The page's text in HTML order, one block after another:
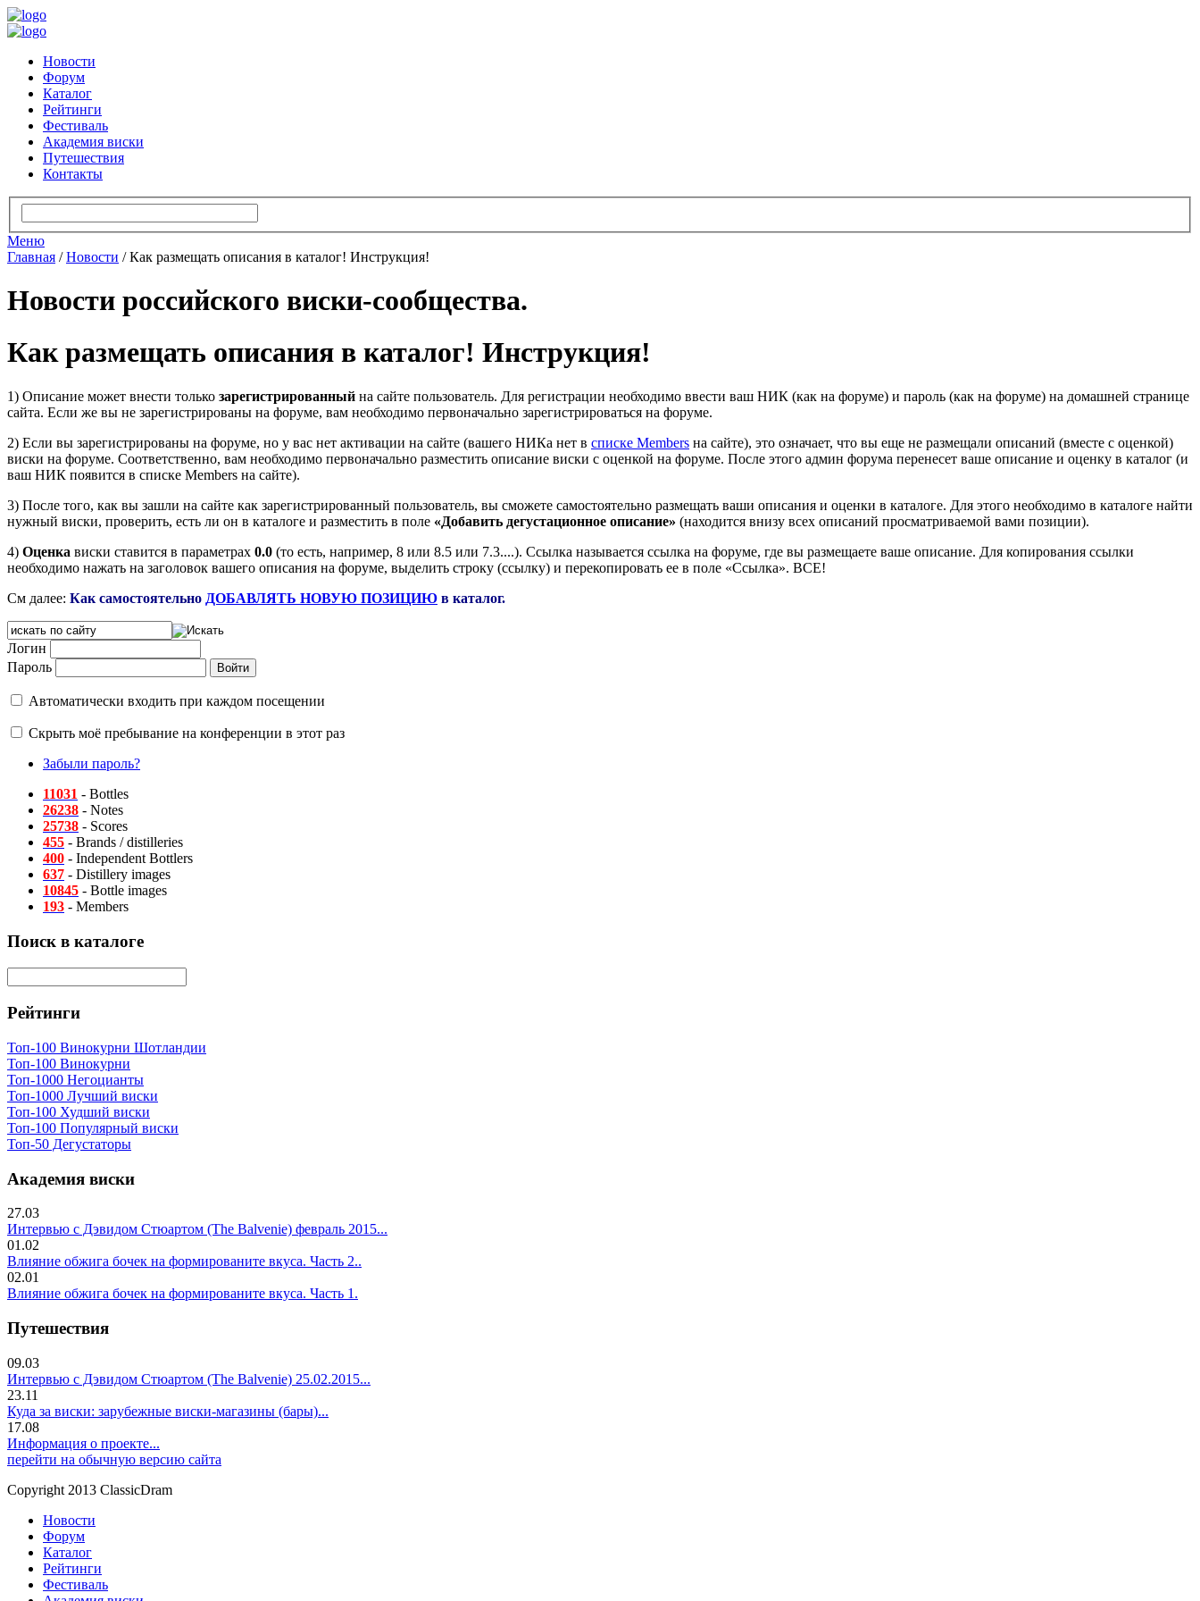
Новости
Форум
Каталог
Рейтинги
Фестиваль
Академия виски
Путешествия
Контакты
Меню
Главная /Новости /Как размещать описания в каталог! Инструкция!
Новости российского виски-сообщества.
Как размещать описания в каталог! Инструкция!
1) Описание может внести только зарегистрированный на сайте пользователь. Для регистрации необходимо ввести ваш НИК (как на форуме) и пароль (как на форуме) на домашней странице
сайта. Если же вы не зарегистрированы на форуме, вам необходимо первоначально зарегистрироваться на форуме.
2) Если вы зарегистрированы на форуме, но у вас нет активации на сайте (вашего НИКа нет в списке Members на сайте), это означает, что вы еще не размещали описаний (вместе с оценкой)
виски на форуме. Соответственно, вам необходимо первоначально разместить описание виски с оценкой на форуме. После этого админ форума перенесет ваше описание и оценку в каталог (и
ваш НИК появится в списке Members на сайте).
3) После того, как вы зашли на сайте как зарегистрированный пользователь, вы сможете самостоятельно размещать ваши описания и оценки в каталоге. Для этого необходимо в каталоге найти
нужный виски, проверить, есть ли он в каталоге и разместить в поле «Добавить дегустационное описание» (находится внизу всех описаний просматриваемой вами позиции).
4) Оценка виски ставится в параметрах 0.0 (то есть, например, 8 или 8.5 или 7.3....). Ссылка называется ссылка на форуме, где вы размещаете ваше описание. Для копирования ссылки
необходимо нажать на заголовок вашего описания на форуме, выделить строку (ссылку) и перекопировать ее в поле «Ссылка». ВСЕ!
См далее: Как самостоятельно ДОБАВЛЯТЬ НОВУЮ ПОЗИЦИЮ в каталог.
Логин
Пароль
Автоматически входить при каждом посещении
Скрыть моё пребывание на конференции в этот раз
Забыли пароль?
11031 - Bottles
26238 - Notes
25738 - Scores
455 - Brands / distilleries
400 - Independent Bottlers
637 - Distillery images
10845 - Bottle images
193 - Members
Поиск в каталоге
Рейтинги
Топ-100 Винокурни Шотландии
Топ-100 Винокурни
Топ-1000 Негоцианты
Топ-1000 Лучший виски
Топ-100 Худший виски
Топ-100 Популярный виски
Топ-50 Дегустаторы
Академия виски
27.03
Интервью с Дэвидом Стюартом (The Balvenie) февраль 2015...
01.02
Влияние обжига бочек на формированите вкуса. Часть 2..
02.01
Влияние обжига бочек на формированите вкуса. Часть 1.
Путешествия
09.03
Интервью с Дэвидом Стюартом (The Balvenie) 25.02.2015...
23.11
Куда за виски: зарубежные виски-магазины (бары)...
17.08
Информация о проекте...
перейти на обычную версию сайта
Copyright 2013 ClassicDram
Новости
Форум
Каталог
Рейтинги
Фестиваль